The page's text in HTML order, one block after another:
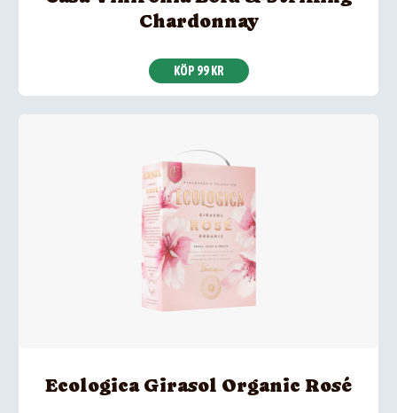
Chardonnay
KÖP 99 KR
Ecologica Girasol Organic Rosé